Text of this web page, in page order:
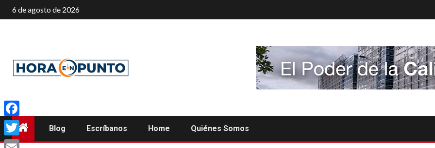
Saltar
al
6 de agosto de 2026
Blog Escríbanos Home Quiénes Somos
Facebook
Twitter